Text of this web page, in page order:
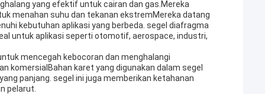
yang efektif untuk cairan dan gas.Mereka
menahan suhu dan tekanan ekstremMereka datang
kebutuhan aplikasi yang berbeda. segel diafragma
untuk aplikasi seperti otomotif, aerospace, industri,
mencegah kebocoran dan menghalangi
komersialBahan karet yang digunakan dalam segel
panjang. segel ini juga memberikan ketahanan
pelarut.